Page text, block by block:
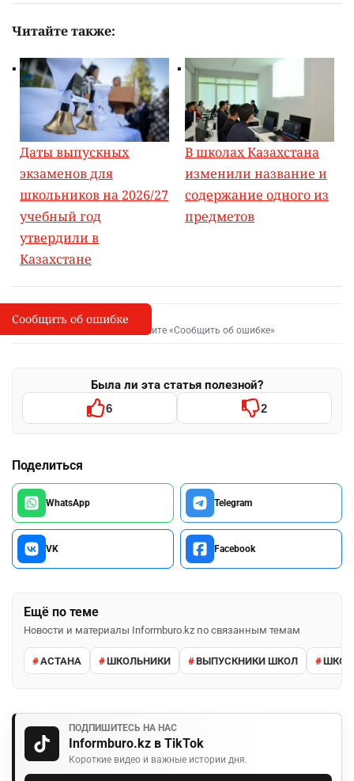
Читайте также:
Даты выпускных
экзаменов для
школьников на 2026/27
учебный год
утвердили в
Казахстане
В школах Казахстана
изменили название и
содержание одного из
предметов
I
Сообщить об опечатке
Выделите фрагмент и нажмите «Сообщить об ошибке»
Была ли эта статья полезной?
6 2
Поделиться
WhatsApp Telegram
VK Facebook
Ещё по теме
Новости и материалы Informburo.kz по связанным темам
АСТАНА ШКОЛЬНИКИ ВЫПУСКНИКИ ШКОЛ
ПОДПИШИТЕСЬ НА НАС
Informburo.kz в TikTok
Короткие видео и важные истории дня.
Сообщить об ошибке